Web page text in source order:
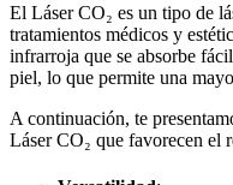
El Láser CO₂ es un tipo de
tratamientos médicos y
infrarroja que se absorbe
piel, lo que permite una
A continuación, te
Láser CO₂ que favorecen el